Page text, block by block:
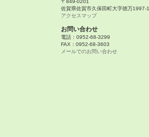
〒849-0201
佐賀県佐賀市久保田町大字徳万1997-1
アクセスマップ
お問い合わせ
電話：0952-68-3299
FAX：0952-68-3603
メールでのお問い合わせ